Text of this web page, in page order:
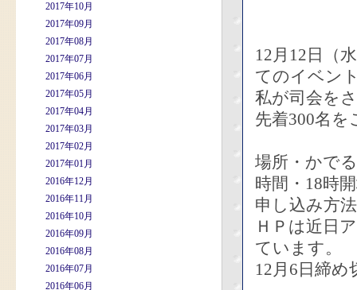
2017年10月
2017年09月
2017年08月
2017年07月
2017年06月
2017年05月
2017年04月
2017年03月
2017年02月
2017年01月
2016年12月
2016年11月
2016年10月
2016年09月
2016年08月
2016年07月
2016年06月
12月12日（
てのイベン
私が司会を
先着300名を
場所・かで
時間・18時
申し込み方
ＨＰは近日
ています。
12月6日締め